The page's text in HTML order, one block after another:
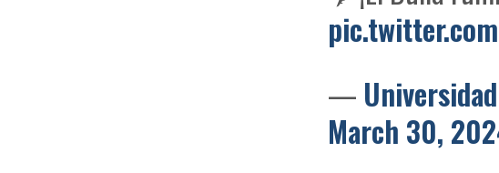
—
March 30,